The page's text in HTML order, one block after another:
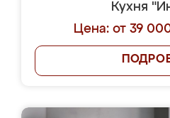
Кухня
Цена: от 39